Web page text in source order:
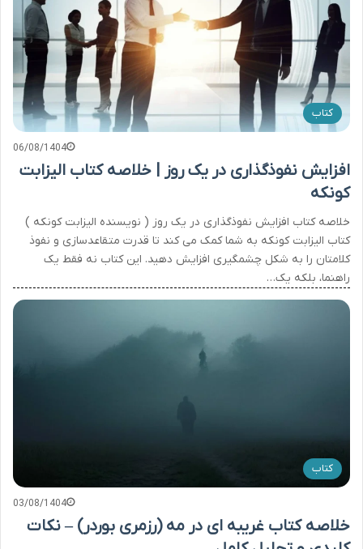
کتاب
06/08/1404
افزایش نفوذگذاری در یک روز | خلاصه کتاب الیزابت
کونکه
خلاصه کتاب افزایش نفوذگذاری در یک روز ( نویسنده الیزابت کونکه )
کتاب الیزابت کونکه به شما کمک می کند تا قدرت متقاعدسازی و نفوذ
کلامتان را به شکل چشمگیری افزایش دهید. این کتاب نه فقط یک
راهنما، بلکه یک…
کتاب
03/08/1404
خلاصه کتاب غریبه ای در مه (رزمری بوردر) – نکات